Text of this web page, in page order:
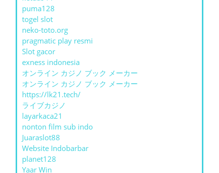
puma128
togel slot
neko-toto.org
pragmatic play resmi
Slot gacor
exness indonesia
オンライン カジノ ブック メーカー
オンライン カジノ ブック メーカー
https://lk21.tech/
ライブカジノ
layarkaca21
nonton film sub indo
Juaraslot88
Website Indobarbar
planet128
Yaar Win